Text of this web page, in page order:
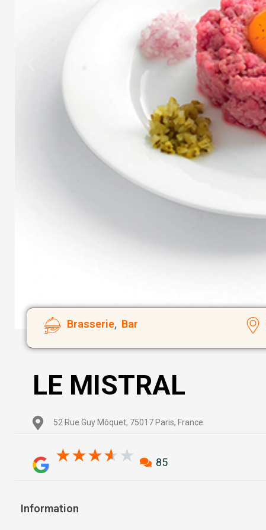
Brasserie, Bar
LE MISTRAL
52 Rue Guy Môquet, 75017 Paris, France
★★★★★ 3.6/5
85
Information